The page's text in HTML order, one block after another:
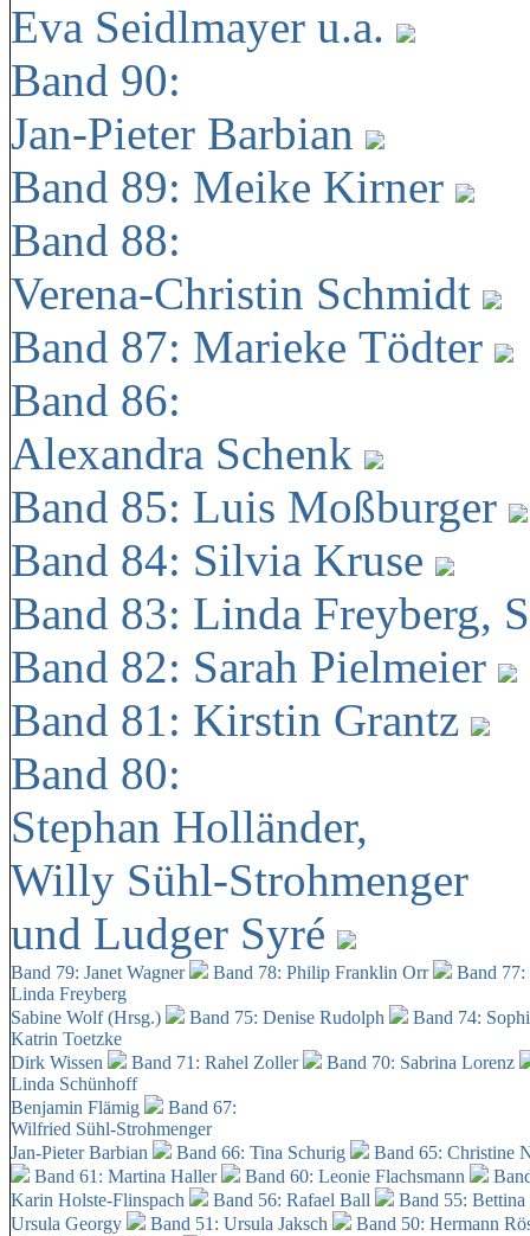
Eva Seidlmayer u.a.
Band 90:
Jan-Pieter Barbian
Band 89: Meike Kirner
Band 88:
Verena-Christin Schmidt
Band 87: Marieke Tödter
Band 86:
Alexandra Schenk
Band 85: Luis Moßburger
Band 84: Silvia Kruse
Band 83: Linda Freyberg,
Band 82: Sarah Pielmeier
Band 81: Kirstin Grantz
Band 80:
Stephan Holländer,
Willy Sühl-Strohmenger
und Ludger Syré
Band 79: Janet Wagner Band 78: Philip Franklin Orr
Band
Linda Freyberg
Sabine Wolf (Hrsg.)
Band 75: Denise Rudolph
Band 74:
Katrin Toetzke
Dirk Wissen
Band 71: Rahel Zoller
Band 70: Sabrina Lorenz
Linda Schünhoff
Benjamin Flämig
Band 67:
Wilfried Sühl-Strohmenger
Jan-Pieter Barbian
Band 66: Tina Schurig
Band 65: Christine
Band 61: Martina Haller
Band 60: Leonie Flachsmann
Karin Holste-Flinspach
Band 56: Rafael Ball
Band 55:
Ursula Georgy
Band 51: Ursula Jaksch Band 50: Hermann